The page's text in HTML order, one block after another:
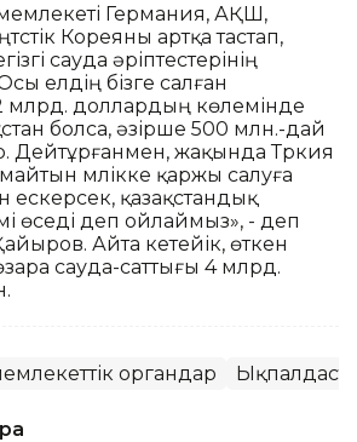
Германия, АҚШ,
Кореяны артқа тастап,
сауда әріптестерінің
елдің бізге салған
млрд. доллардың көлемінде
болса, әзірше 500 млн.-дай
Дейтұрғанмен, жақында Түркия
мүлікке қаржы салуға
ескерсек, қазақстандық
өседі деп ойлаймыз», - деп
Айта кетейік, өткен
сауда-саттығы 4 млрд.
органдар